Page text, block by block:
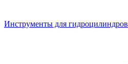
Инструменты для гидроцилиндров